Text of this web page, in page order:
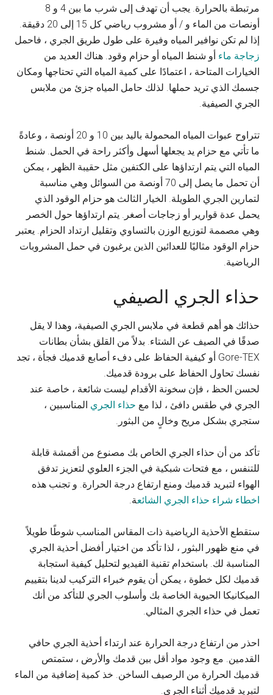
مرتبطة بالحرارة. يجب أن تهدف إلى شرب ما بين 4 و 8
أونصات من الماء و / أو مشروب رياضي كل 15 إلى 20 دقيقة.
إذا لم تكن نوافير المياه وفيرة على طول طريق الجري ، فاحمل
زجاجة ماء أو شنط المياه أو حزام وقود. هناك العديد من
الخيارات المتاحة ، اعتمادًا على كمية المياه التي تحتاجها ومكان
جسمك الذي تريد حملها. لذلك حامل المياه جزئ من ملابس
الجري الصيفية.
تتراوح عبوات المياه المحمولة باليد بين 10 و 20 أونصة ، وعادةً
ما تأتي مع حزام يد يجعلها أسهل وأكثر راحة في الحمل. شنط
المياه التي يتم ارتداؤها على الكتفين مثل حقيبة الظهر ، يمكن
أن تحمل ما يصل إلى 70 أونصة من السوائل وهي مناسبة
لتمارين الجري الطويلة. الخيار الثالث هو حزام الوقود الذي
يحمل عدة قوارير أو زجاجات أصغر. يتم ارتداؤها حول الخصر
وهي مصممة لتوزيع الوزن بالتساوي وتقليل ارتداد الحزام. يعتبر
حزام الوقود مثاليًا للعدائين الذين يرغبون في حمل المشروبات
الرياضية.
حذاء الجري الصيفي
حذائك هو أهم قطعة في ملابس الجري الصيفية، وهذا لا يقل
صدقًا في الصيف عن الشتاء. بدلاً من القلق بشأن بطانات
Gore-TEX أو كيفية الحفاظ على دفء أصابع قدميك فجأة ، تجد
نفسك تحاول الحفاظ على برودة قدميك.
لحسن الحظ ، فإن سخونة الأقدام ليست شائعة ، خاصة عند
الجري في طقس دافئ ، لذا مع حذاء الجري المناسبين ،
ستجري بشكل مريح وخالٍ من البثور.
تأكد من أن حذاء الجري الخاص بك مصنوع من أقمشة قابلة
للتنفس ، مع فتحات شبكية في الجزء العلوي لتعزيز تدفق
الهواء لتبريد قدميك ومنع ارتفاع درجة الحرارة. و تجنب هذه
اخطاء شراء حذاء الجري الشائعة.
ستقطع الأحذية الرياضية ذات المقاس المناسب شوطًا طويلاً
في منع ظهور البثور ، لذا تأكد من اختيار أفضل أحذية الجري
المناسبة لك. باستخدام تقنية الفيديو لتحليل كيفية استجابة
قدميك لكل خطوة ، يمكن أن يقوم خبراء التركيب لدينا بتقييم
الميكانيكا الحيوية الخاصة بك وأسلوب الجري للتأكد من أنك
تعمل في حذاء الجري المثالي.
احذر من ارتفاع درجة الحرارة عند ارتداء أحذية الجري حافي
القدمين. مع وجود مواد أقل بين قدمك والأرض ، ستمتص
قدميك الحرارة من الرصيف الساخن. خذ كمية إضافية من الماء
لتبريد قدميك أثناء الجري.